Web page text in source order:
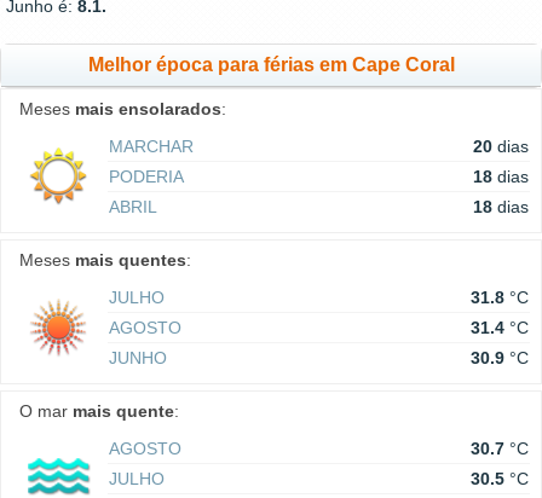
Junho é: 8.1.
Melhor época para férias em Cape Coral
Meses mais ensolarados:
MARCHAR
20 dias
PODERIA
18 dias
ABRIL
18 dias
Meses mais quentes:
JULHO
31.8 °C
AGOSTO
31.4 °C
JUNHO
30.9 °C
O mar mais quente:
AGOSTO
30.7 °C
JULHO
30.5 °C